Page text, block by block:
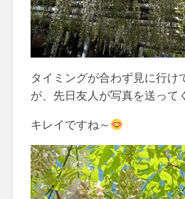
タイミングが合わず見に行け
が、先日友人が写真を送って
キレイですね～